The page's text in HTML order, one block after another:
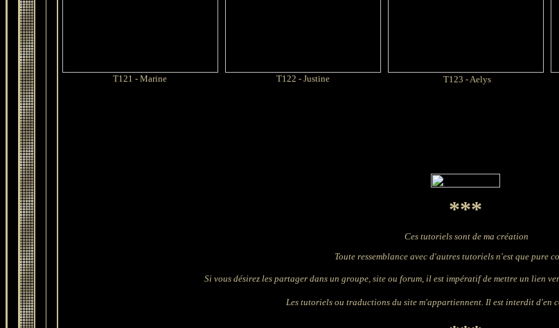
T121 - Marine T122 - Justine T123 -Aelys
***
Ces tutoriels sont de ma création
Toute ressemblance avec d'autres tutoriels n'est que pure
Si vous désirez les partager dans un groupe, site ou forum, il est impératif de mettre un lien
Les tutoriels ou traductions du site m'appartiennent. Il est interdit d'en